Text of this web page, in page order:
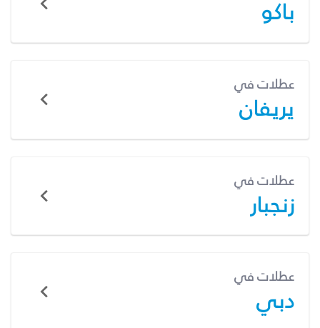
باكو
عطلات في
يريفان
عطلات في
زنجبار
عطلات في
دبي